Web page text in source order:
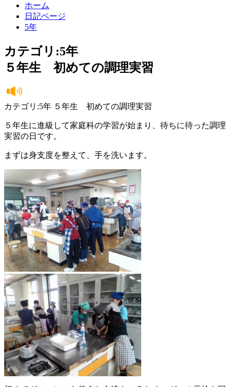
ホーム
日記ページ
5年
カテゴリ:5年
５年生 初めての調理実習
カテゴリ:5年 ５年生 初めての調理実習
５年生に進級して家庭科の学習が始まり、待ちに待った調理
実習の日です。
まずは身支度を整えて、手を洗います。